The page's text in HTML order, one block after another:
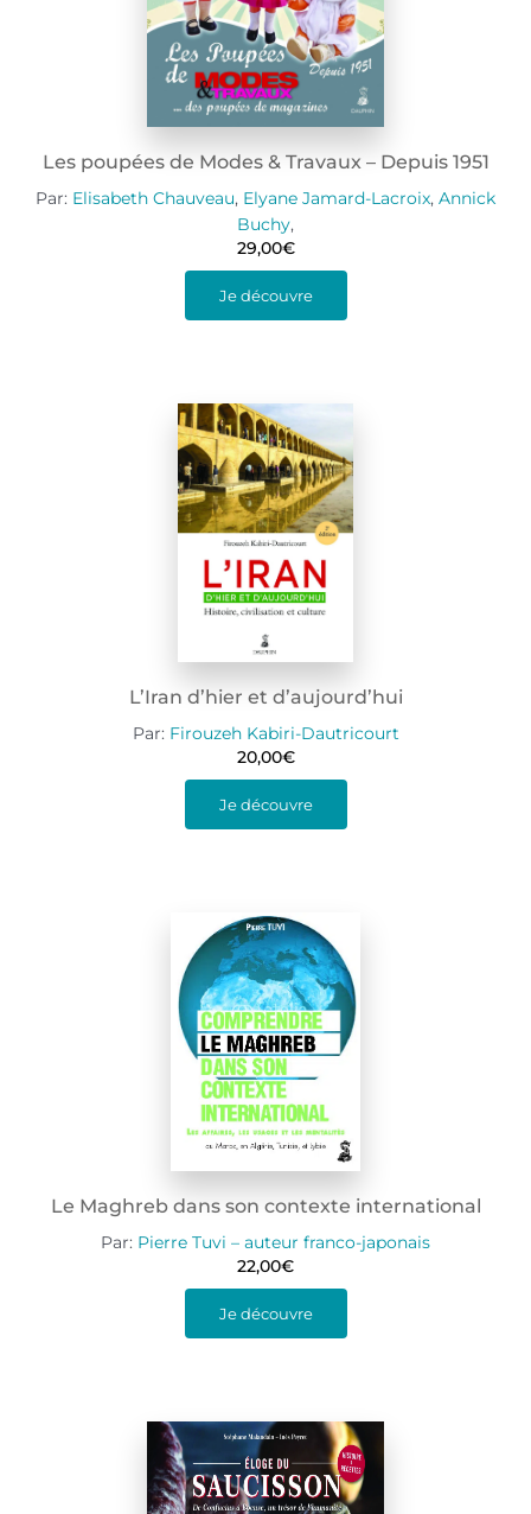
Les poupées de Modes & Travaux – Depuis 1951
Par: Elisabeth Chauveau, Elyane Jamard-Lacroix, Annick
Buchy,
29,00€
Je découvre
L’Iran d’hier et d’aujourd’hui
Par: Firouzeh Kabiri-Dautricourt
20,00€
Je découvre
Le Maghreb dans son contexte international
Par: Pierre Tuvi – auteur franco-japonais
22,00€
Je découvre